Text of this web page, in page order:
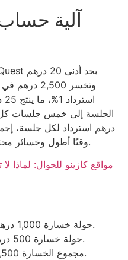
آلية
وتخسر
وقتًا أطول وخسائر محتملة أكبر بسبب تكرار الاستثمارات.
مواقع كازينو للجوال: لماذا
جولة خسارة 1,000 درهم → استرداد 10 درهم (1%).
جولة خسارة 500 درهم → استرداد 5 درهم (1%).
مجموع الخسارة 1,500 درهم → استرداد 15 درهم.